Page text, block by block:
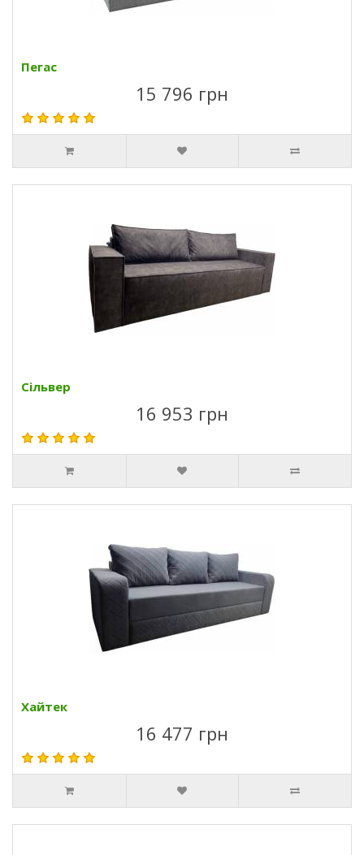
Пегас
15 796 грн
Сільвер
16 953 грн
Хайтек
16 477 грн